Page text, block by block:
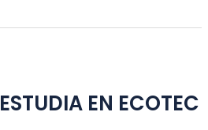
ESTUDIA EN ECOTEC